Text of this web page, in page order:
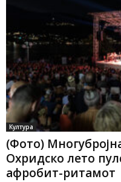
Култура
(Фото)
Охридско лето
афробит-ритамот